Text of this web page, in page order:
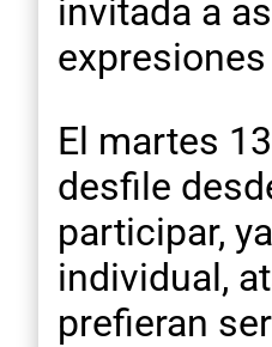
invitada a
El martes
desfile
participar,
individual,
prefieran